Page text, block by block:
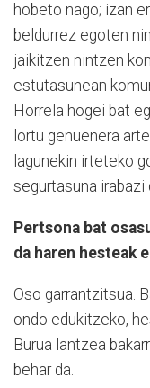
hobeto nago; izan
beldurrez egoten
jaikitzen nintzen
estutasunean
Horrela hogei bat
lortu genuenera
lagunekin irteteko
segurtasuna
Pertsona bat
da haren hesteak
Oso garrantzitsua.
ondo edukitzeko,
Burua lantzea
behar da.